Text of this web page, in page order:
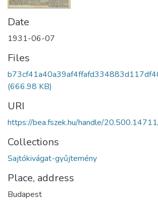
Date
1931-06-07
Files
(666.98 KB)
URI
https://bea.fszek.hu/handle/
Collections
Sajtókivágat-gyűjtemény
Place, address
Budapest